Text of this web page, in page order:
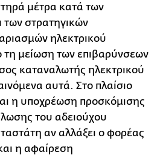
μέτρα κατά των
των στρατηγικών
ηλεκτρικού
τη μείωση των επιβαρύνσεων
καταναλωτής ηλεκτρικού
αυτά. Στο πλαίσιο
η υποχρέωση προσκόμισης
του αδειούχου
αν αλλάξει ο φορέας
η αφαίρεση